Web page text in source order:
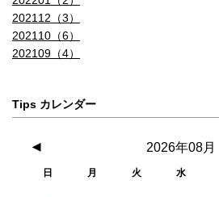
202112（3）
202110（6）
202109（4）
Tips カレンダー
2026年08月
◀
日 月 火 水